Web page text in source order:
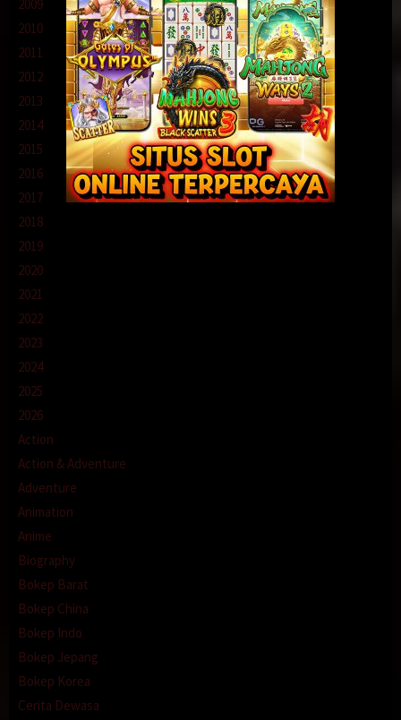
2009
2010
2011
2012
2013
2014
2015
2016
2017
2018
2019
2020
2021
2022
2023
2024
2025
2026
Action
Action & Adventure
Adventure
Animation
Anime
Biography
Bokep Barat
Bokep China
Bokep Indo
Bokep Jepang
Bokep Korea
Cerita Dewasa